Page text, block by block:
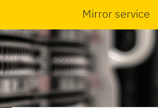
Mirror service